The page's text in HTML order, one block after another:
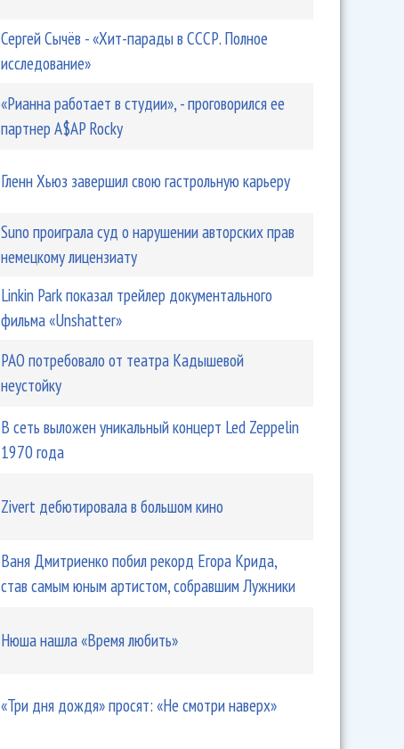
Сергей Сычёв - «Хит-парады в СССР. Полное
исследование»
«Рианна работает в студии», - проговорился ее
партнер A$AP Rocky
Гленн Хьюз завершил свою гастрольную карьеру
Suno проиграла суд о нарушении авторских прав
немецкому лицензиату
Linkin Park показал трейлер документального
фильма «Unshatter»
РАО потребовало от театра Кадышевой
неустойку
В сеть выложен уникальный концерт Led Zeppelin
1970 года
Zivert дебютировала в большом кино
Ваня Дмитриенко побил рекорд Егора Крида,
став самым юным артистом, собравшим Лужники
Нюша нашла «Время любить»
«Три дня дождя» просят: «Не смотри наверх»